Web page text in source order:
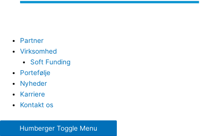
Partner
Virksomhed
Soft Funding
Portefølje
Nyheder
Karriere
Kontakt os
Humberger Toggle Menu